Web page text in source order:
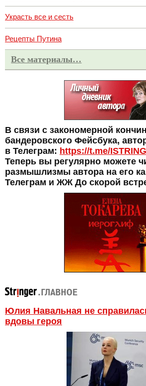
Украсть все и сесть
Рецепты Путина
Все материалы…
В связи с закономерной
бандеровского Фейсбука,
в Телеграм: https://t.me/
Теперь вы регулярно можете
размышлизмы автора на его
Телеграм и ЖЖ До скорой
Юлия Навальная не
вдовы героя